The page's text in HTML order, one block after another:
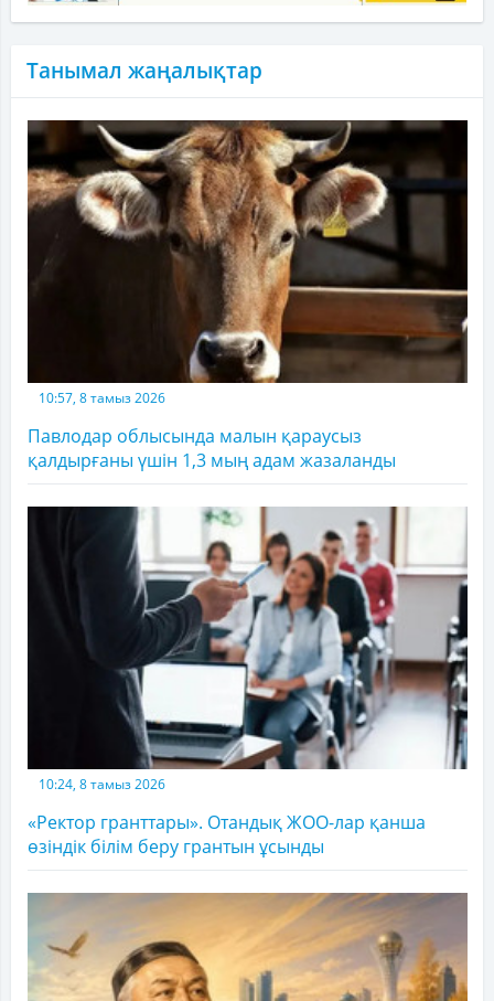
Танымал жаңалықтар
10:57, 8 тамыз 2026
Павлодар облысында малын қараусыз
қалдырғаны үшін 1,3 мың адам жазаланды
10:24, 8 тамыз 2026
«Ректор гранттары». Отандық ЖОО-лар қанша
өзіндік білім беру грантын ұсынды